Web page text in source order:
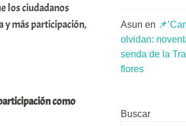
los ciudadanos
y más participación,
como
Asun en
olvidan:
senda de la
flores
Buscar